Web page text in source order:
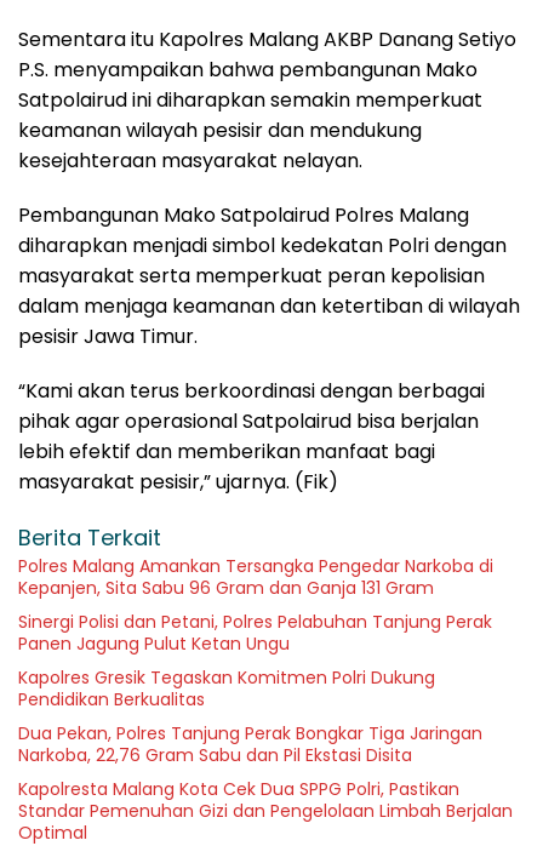
Sementara itu Kapolres Malang AKBP Danang Setiyo
P.S. menyampaikan bahwa pembangunan Mako
Satpolairud ini diharapkan semakin memperkuat
keamanan wilayah pesisir dan mendukung
kesejahteraan masyarakat nelayan.
Pembangunan Mako Satpolairud Polres Malang
diharapkan menjadi simbol kedekatan Polri dengan
masyarakat serta memperkuat peran kepolisian
dalam menjaga keamanan dan ketertiban di wilayah
pesisir Jawa Timur.
“Kami akan terus berkoordinasi dengan berbagai
pihak agar operasional Satpolairud bisa berjalan
lebih efektif dan memberikan manfaat bagi
masyarakat pesisir,” ujarnya. (Fik)
Berita Terkait
Polres Malang Amankan Tersangka Pengedar Narkoba di
Kepanjen, Sita Sabu 96 Gram dan Ganja 131 Gram
Sinergi Polisi dan Petani, Polres Pelabuhan Tanjung Perak
Panen Jagung Pulut Ketan Ungu
Kapolres Gresik Tegaskan Komitmen Polri Dukung
Pendidikan Berkualitas
Dua Pekan, Polres Tanjung Perak Bongkar Tiga Jaringan
Narkoba, 22,76 Gram Sabu dan Pil Ekstasi Disita
Kapolresta Malang Kota Cek Dua SPPG Polri, Pastikan
Standar Pemenuhan Gizi dan Pengelolaan Limbah Berjalan
Optimal